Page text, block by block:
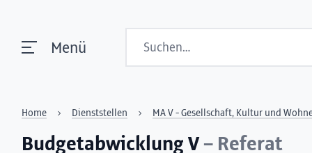
Menü
Home Dienststellen MA V - Gesellschaft, Kultur und
Budgetabwicklung V– Referat